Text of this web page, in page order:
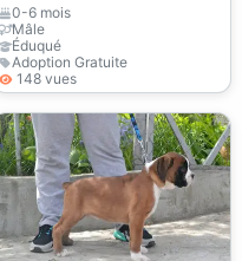
femelle) à donner
0-6 mois
Mâle
Éduqué
Adoption Gratuite
148 vues